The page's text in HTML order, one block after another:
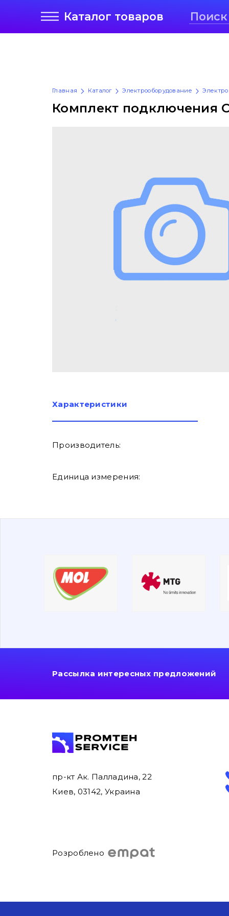
Каталог товаров
Главная Каталог Электрооборудование
Комплект подключения
Характеристики
Производитель:
Единица измерения:
Рассылка интересных предложений
пр-кт Ак. Палладина, 22
Киев, 03142, Украина
Розроблено